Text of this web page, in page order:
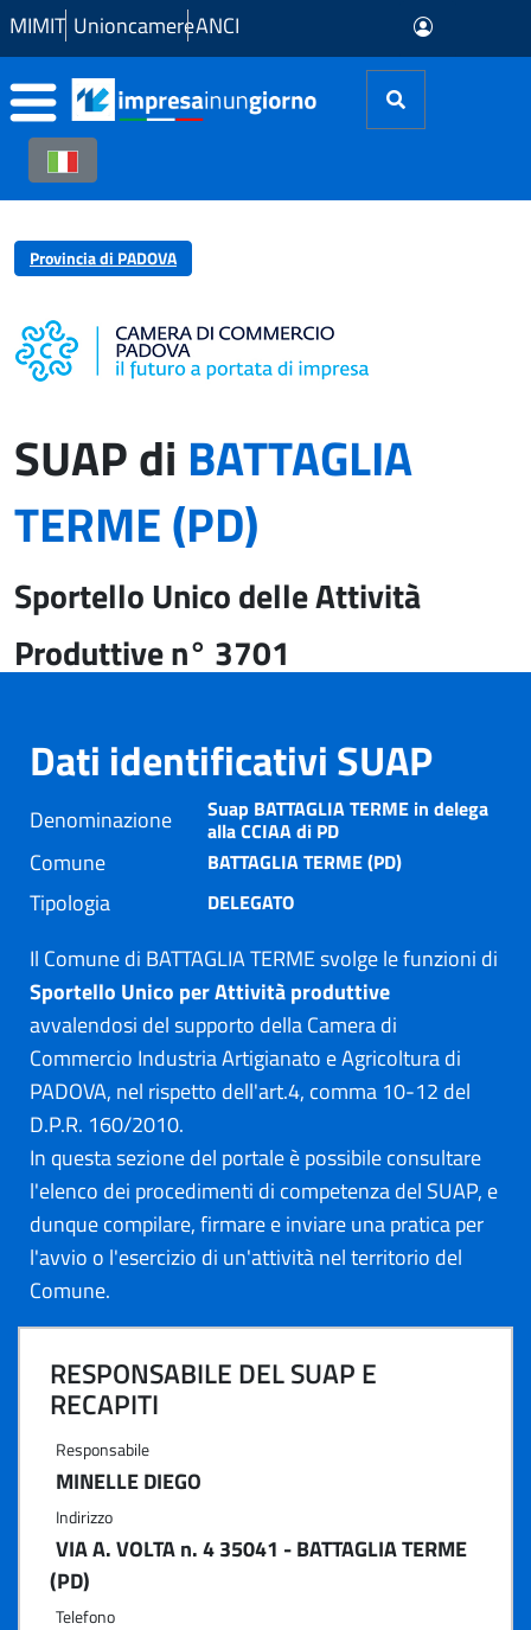
Skip to Main Content
MIMIT UnioncamereANCI
Provincia di PADOVA
SUAP di BATTAGLIA
TERME (PD)
Sportello Unico delle Attività
Produttive n° 3701
Dati identificativi SUAP
Denominazione Suap BATTAGLIA TERME in delega
alla CCIAA di PD
Comune BATTAGLIA TERME (PD)
Tipologia DELEGATO
Il Comune di BATTAGLIA TERME svolge le funzioni di
Sportello Unico per Attività produttive
avvalendosi del supporto della Camera di
Commercio Industria Artigianato e Agricoltura di
PADOVA, nel rispetto dell'art.4, comma 10-12 del
D.P.R. 160/2010.
In questa sezione del portale è possibile consultare
l'elenco dei procedimenti di competenza del SUAP, e
dunque compilare, firmare e inviare una pratica per
l'avvio o l'esercizio di un'attività nel territorio del
Comune.
RESPONSABILE DEL SUAP E
RECAPITI
Responsabile
MINELLE DIEGO
Indirizzo
VIA A. VOLTA n. 4 35041 - BATTAGLIA TERME
(PD)
Telefono